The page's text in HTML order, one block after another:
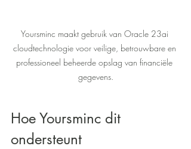
Yoursminc maakt gebruik van Oracle 23ai
cloudtechnologie voor veilige, betrouwbare en
professioneel beheerde opslag van financiële
gegevens.
Hoe Yoursminc dit
ondersteunt